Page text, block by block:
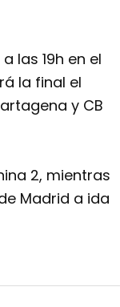
las 19h en el
la final el
y CB
2, mientras
Madrid a ida